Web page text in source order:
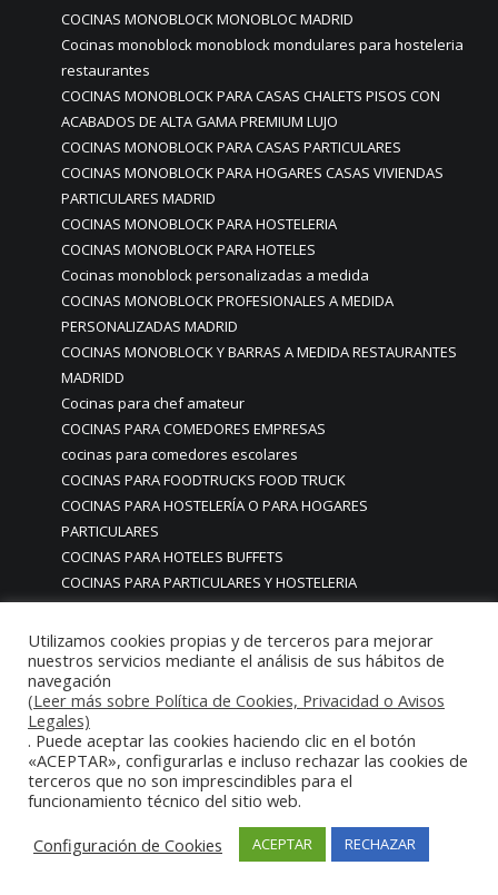
COCINAS MONOBLOCK MONOBLOC MADRID
Cocinas monoblock monoblock mondulares para hosteleria
restaurantes
COCINAS MONOBLOCK PARA CASAS CHALETS PISOS CON
ACABADOS DE ALTA GAMA PREMIUM LUJO
COCINAS MONOBLOCK PARA CASAS PARTICULARES
COCINAS MONOBLOCK PARA HOGARES CASAS VIVIENDAS
PARTICULARES MADRID
COCINAS MONOBLOCK PARA HOSTELERIA
COCINAS MONOBLOCK PARA HOTELES
Cocinas monoblock personalizadas a medida
COCINAS MONOBLOCK PROFESIONALES A MEDIDA
PERSONALIZADAS MADRID
COCINAS MONOBLOCK Y BARRAS A MEDIDA RESTAURANTES
MADRIDD
Cocinas para chef amateur
COCINAS PARA COMEDORES EMPRESAS
cocinas para comedores escolares
COCINAS PARA FOODTRUCKS FOOD TRUCK
COCINAS PARA HOSTELERÍA O PARA HOGARES
PARTICULARES
COCINAS PARA HOTELES BUFFETS
COCINAS PARA PARTICULARES Y HOSTELERIA
COCINAS PARA RESTAURANTES
COCINAS PARA RESTAURANTES HOTELES EN MADRID
COCINAS PARA SERVICIO DOMESTICO
COCINAS PARA TERRAZAS EN MADRID ESPAÑA
COCINAS PREMIUM GAMA ALTA EN MADRID
COCINAS PREMIUM LUJO PARA RESTAURANTES
RESTAURACIÓN MADRID
COCINAS PREMIUM MADRID
COCINAS PREMIUM PROFESIONALES MADRID
COCINAS PROFESIONALES
COCINAS PROFESIONALES • MOBILIARIO • ENCIMERAS •
Utilizamos cookies propias y de terceros para mejorar
nuestros servicios mediante el análisis de sus hábitos de
navegación
(Leer más sobre Política de Cookies, Privacidad o Avisos
Legales)
. Puede aceptar las cookies haciendo clic en el botón
«ACEPTAR», configurarlas e incluso rechazar las cookies de
terceros que no son imprescindibles para el
funcionamiento técnico del sitio web.
Configuración de Cookies
ACEPTAR RECHAZAR